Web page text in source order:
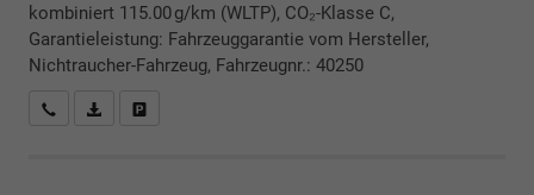
kombiniert 115.00 g/km (WLTP), CO₂-Klasse C,
Garantieleistung: Fahrzeuggarantie vom Hersteller,
Nichtraucher-Fahrzeug, Fahrzeugnr.: 40250
Rückrufbitte absenden
PDF-Datei, Fahrzeugexposé drucken